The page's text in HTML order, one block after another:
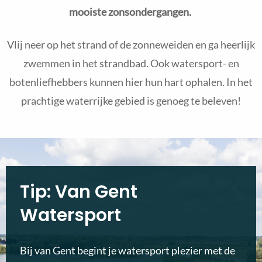
mooiste zonsondergangen.
Vlij neer op het strand of de zonneweiden en ga heerlijk
zwemmen in het strandbad. Ook watersport- en
botenliefhebbers kunnen hier hun hart ophalen. In het
prachtige waterrijke gebied is genoeg te beleven!
Tip: Van Gent
Watersport
Bij van Gent begint je watersport plezier met de